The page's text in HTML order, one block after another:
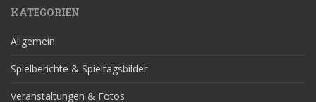
KATEGORIEN
Allgemein
Spielberichte & Spieltagsbilder
Veranstaltungen & Fotos